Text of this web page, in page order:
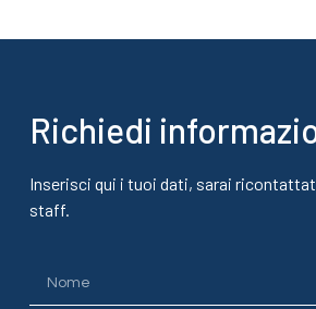
Richiedi
Inserisci qui i tuoi dati, sarai
staff.